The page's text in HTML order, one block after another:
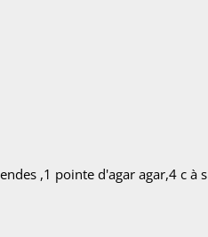
,1 pointe d'agar agar,4 c à s